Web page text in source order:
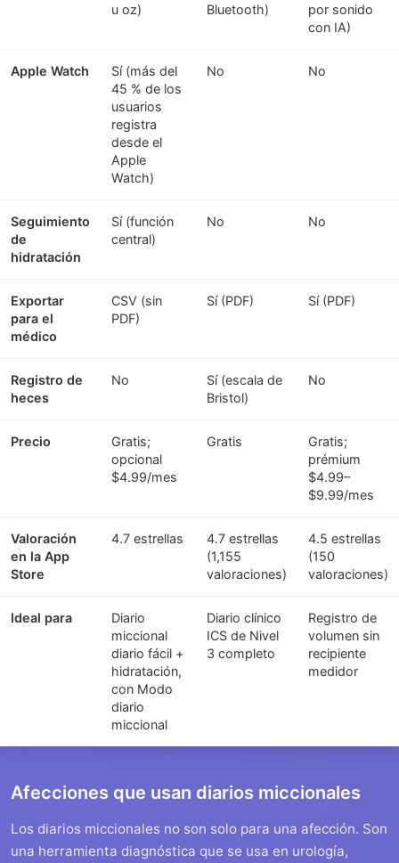
u oz) Bluetooth)
por sonido
con IA)
Apple Watch
Sí (más del
45 % de los
usuarios
registra
desde el
Apple
Watch)
No No
Seguimiento
de
hidratación
Sí (función
central)
No No
Exportar
para el
médico
CSV (sin
PDF)
Sí (PDF) Sí (PDF)
Registro de
heces
No
Sí (escala de
Bristol)
No
Precio
Gratis;
opcional
$4.99/mes
Gratis
Gratis;
prémium
$4.99–
$9.99/mes
Valoración
en la App
Store
4.7 estrellas
4.7 estrellas
(1,155
valoraciones)
4.5 estrellas
(150
valoraciones)
Ideal para
Diario
miccional
diario fácil +
hidratación,
con Modo
diario
miccional
Diario clínico
ICS de Nivel
3 completo
Registro de
volumen sin
recipiente
medidor
Afecciones que usan diarios miccionales
Los diarios miccionales no son solo para una afección. Son
una herramienta diagnóstica que se usa en urología,